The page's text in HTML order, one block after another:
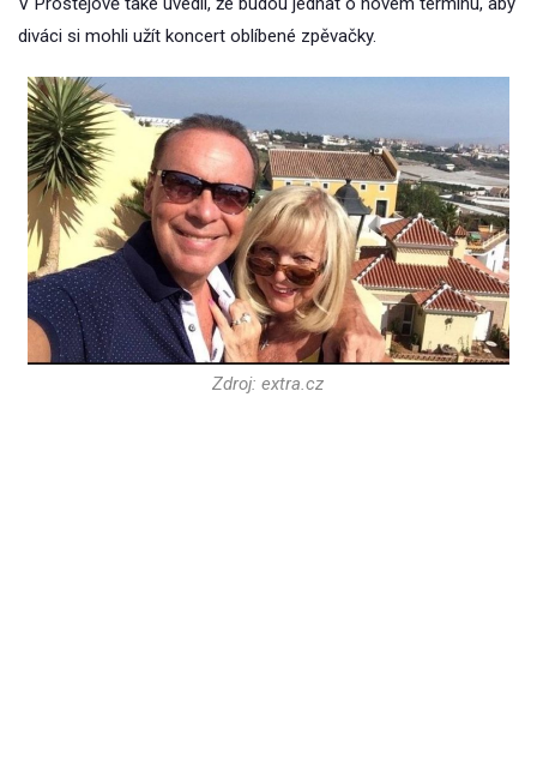
diváci si mohli užít koncert oblíbené zpěvačky.
Zdroj: extra.cz